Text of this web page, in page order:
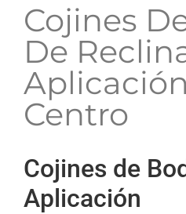
Cojines
De
Centro
Cojines de
Aplicación